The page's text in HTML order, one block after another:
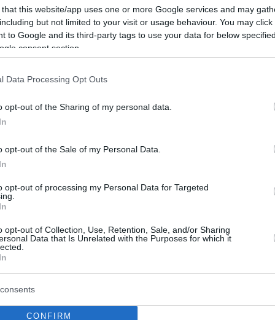
that this website/app uses one or more Google services and may
but not limited to your visit or usage behaviour. You may
to Google and its third-party tags to use your data for below
consent section.
Data Processing Opt Outs
opt-out of the Sharing of my personal data.
opt-out of the Sale of my Personal Data.
opt-out of processing my Personal Data for Targeted
opt-out of Collection, Use, Retention, Sale, and/or Sharing
Data that Is Unrelated with the Purposes for which it
CONFIRM
2022: Τα αδέρφια Γουίλιαμς
με διαφορετικές ομάδες
Μπόατενγκ το 2010, οι Ινιάκι και Νίκο Γουίλιαμς
συνέντευξη στη «Marca» μοιράζονται σκέψεις,
κορωνοϊού σε
της Αθλέτικ Μπιλμπάο
είναι μεταξύ των έξι ποδοσφαιριστών της
που βρέθηκαν θετικοί στον κορωνοϊό, με
ομαδικές προπονήσεις στην έναρξη της
να μετατραπούν, καταρχήν, σε ατομικές